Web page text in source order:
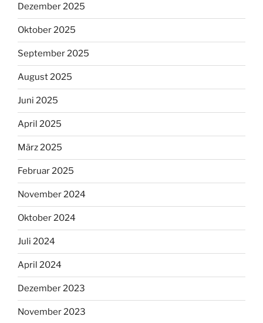
Dezember 2025
Oktober 2025
September 2025
August 2025
Juni 2025
April 2025
März 2025
Februar 2025
November 2024
Oktober 2024
Juli 2024
April 2024
Dezember 2023
November 2023